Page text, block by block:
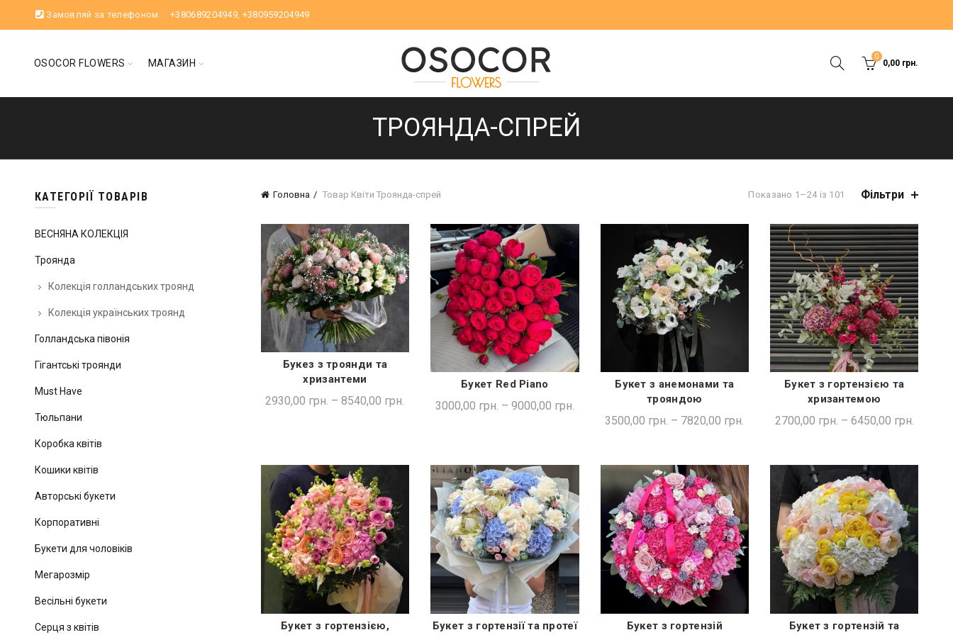
Замовляй за телефоном: +380689204949, +380959204949
OSOCOR FLOWERS МАГАЗИН
0
0,00грн.
ТРОЯНДА-СПРЕЙ
Головна Товар Квіти Троянда-спрей Показано 1–24 із 101 Фільтри
ШВИДКА ПОКУПКА
Букез з троянди та
хризантеми
2930,00 грн. –8540,00 грн.
ШВИДКА ПОКУПКА
Букет Red Piano
3000,00 грн. – 9000,00 грн.
ШВИДКА ПОКУПКА
Букет з анемонами та
трояндою
3500,00 грн. – 7820,00 грн.
ШВИДКА ПОКУПКА
Букет з гортензією та
хризантемою
2700,00 грн. – 6450,00 грн.
ШВИДКА ПОКУПКА
Букет з гортензією,
ШВИДКА ПОКУПКА
Букет з гортензії та протеї ШВИДКА ПОКУПКА
Букет з гортензій ШВИДКА ПОКУПКА
Букет з гортензій та
КАТЕГОРІЇ ТОВАРІВ
ВЕСНЯНА КОЛЕКЦІЯ
Троянда
Колекція голландських троянд
Колекція українських троянд
Голландська півонія
Гігантські троянди
Must Have
Тюльпани
Коробка квітів
Кошики квітів
Авторські букети
Корпоративні
Букети для чоловіків
Мегарозмір
Весільні букети
Серця з квітів